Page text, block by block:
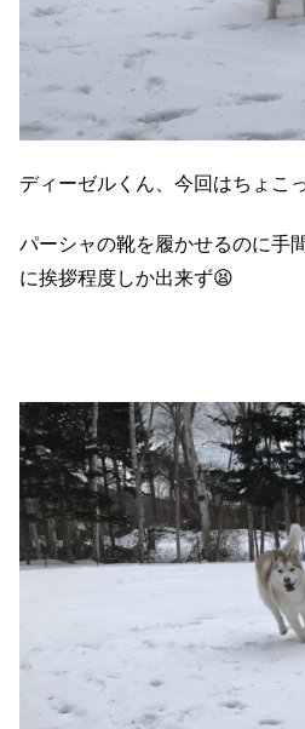
ディーゼルくん、今回はちょこ
パーシャの靴を履かせるのに手
に挨拶程度しか出来ず😫